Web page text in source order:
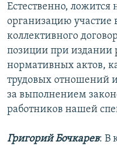
Естественно,
организацию участие
коллективного
позиции при издании
нормативных актов,
трудовых отношений
за выполнением
работников нашей
Григорий Бочкарев: В